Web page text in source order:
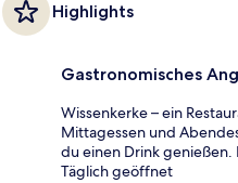
Highlights
Gastronomisches
Wissenkerke – ein
Mittagessen und
du einen Drink genießen.
Täglich geöffnet